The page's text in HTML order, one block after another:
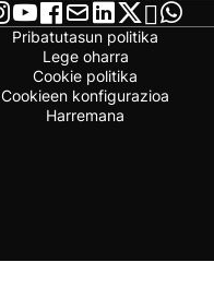
Pribatutasun politika
Lege oharra
Cookie politika
Cookieen konfigurazioa
Harremana